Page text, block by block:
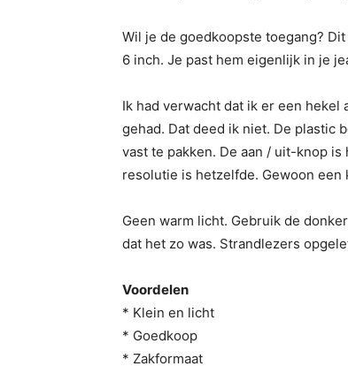
Wil je de goedkoopste toegang?
6 inch. Je past hem eigenlijk in je
Ik had verwacht dat ik er een hekel
gehad. Dat deed ik niet. De plastic
vast te pakken. De aan / uit-knop
resolutie is hetzelfde. Gewoon een
Geen warm licht. Gebruik de
dat het zo was. Strandlezers
Voordelen
* Klein en licht
* Goedkoop
* Zakformaat